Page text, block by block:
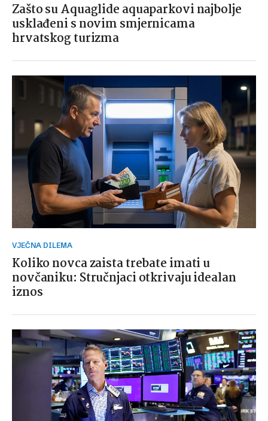
Zašto su Aquaglide aquaparkovi najbolje
usklađeni s novim smjernicama
hrvatskog turizma
VJEČNA DILEMA
Koliko novca zaista trebate imati u
novčaniku: Stručnjaci otkrivaju idealan
iznos